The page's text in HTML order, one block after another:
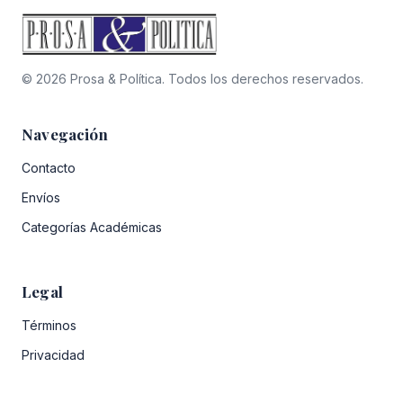
© 2026 Prosa & Política. Todos los derechos reservados.
Navegación
Contacto
Envíos
Categorías Académicas
Legal
Términos
Privacidad